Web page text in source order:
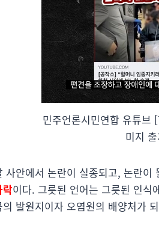
민주언론시민연합 유튜브
미지
사안에서 논란이 실종되고, 논란
락이다. 그릇된 언어는 그릇된 인식
발원지이자 오염원의 배양처가